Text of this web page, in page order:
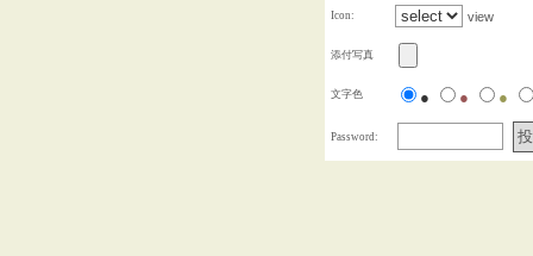
Icon: view
添付写真
文字色 ● ● ●
Password: